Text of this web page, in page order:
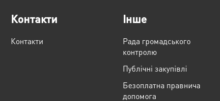
Контакти
Контакти
Інше
Рада громадського
контролю
Публічні закупівлі
Безоплатна правнича
допомога